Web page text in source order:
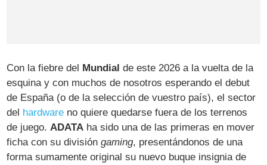
Con la fiebre del Mundial de este 2026 a la vuelta de la
esquina y con muchos de nosotros esperando el debut
de España (o de la selección de vuestro país), el sector
del hardware no quiere quedarse fuera de los terrenos
de juego.ADATA ha sido una de las primeras en mover
ficha con su divisióngaming, presentándonos de una
forma sumamente original su nuevo buque insignia de